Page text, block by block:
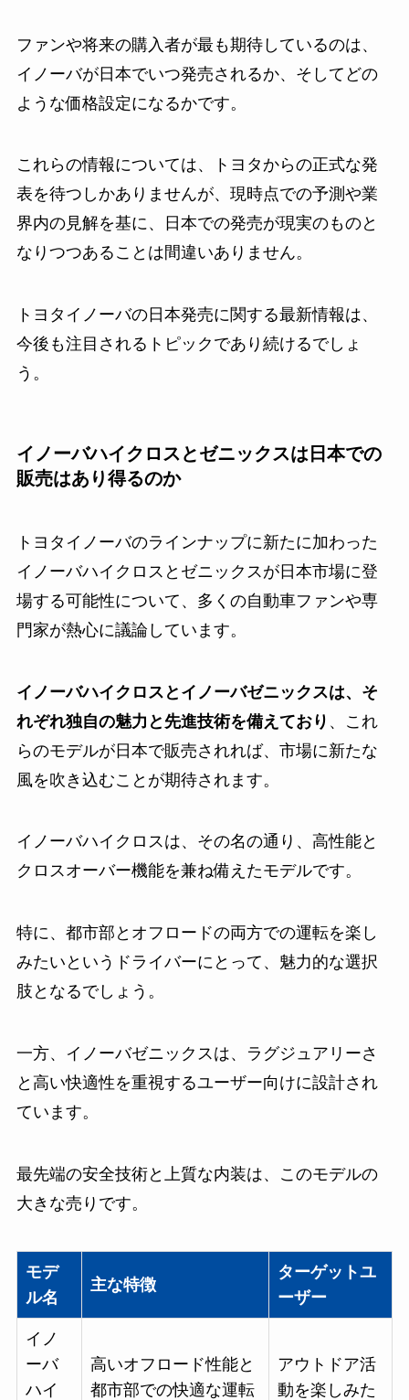
ファンや将来の購入者が最も期待しているのは、
イノーバが日本でいつ発売されるか、そしてどの
ような価格設定になるかです。
これらの情報については、トヨタからの正式な発
表を待つしかありませんが、現時点での予測や業
界内の見解を基に、日本での発売が現実のものと
なりつつあることは間違いありません。
トヨタイノーバの日本発売に関する最新情報は、
今後も注目されるトピックであり続けるでしょ
う。
イノーバハイクロスとゼニックスは日本での
販売はあり得るのか
トヨタイノーバのラインナップに新たに加わった
イノーバハイクロスとゼニックスが日本市場に登
場する可能性について、多くの自動車ファンや専
門家が熱心に議論しています。
イノーバハイクロスとイノーバゼニックスは、そ
れぞれ独自の魅力と先進技術を備えており 、これ
らのモデルが日本で販売されれば、市場に新たな
風を吹き込むことが期待されます。
イノーバハイクロスは、その名の通り、高性能と
クロスオーバー機能を兼ね備えたモデルです。
特に、都市部とオフロードの両方での運転を楽し
みたいというドライバーにとって、魅力的な選択
肢となるでしょう。
一方、イノーバゼニックスは、ラグジュアリーさ
と高い快適性を重視するユーザー向けに設計され
ています。
最先端の安全技術と上質な内装は、このモデルの
大きな売りです。
モデ
ル名
主な特徴
ターゲットユ
ーザー
イノ
ーバ
ハイ
高いオフロード性能と
都市部での快適な運転
アウトドア活
動を楽しみた